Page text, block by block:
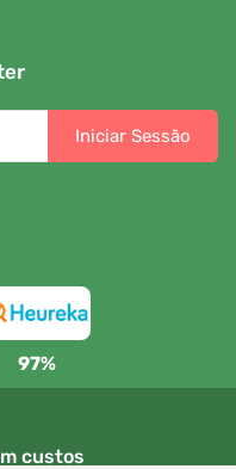
Iniciar Sessão
97%
custos